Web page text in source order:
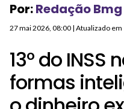
e
ú
o
p
r
i
e
ú
o
r
o
d
Por:Redação Bmg
27 mai 2026, 08:00 | Atualizado em
13º do INSS
formas